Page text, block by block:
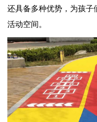
还具备多种优势，为孩子
活动空间。